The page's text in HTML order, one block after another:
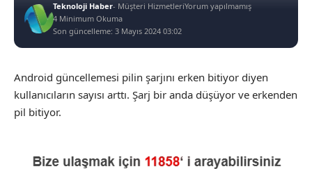
Son güncelleme: 3 Mayıs 2024 03:02
Teknoloji Haber- Müşteri HizmetleriYorum yapılmamış
4 Minimum Okuma
Android güncellemesi pilin şarjını erken bitiyor diyen
kullanıcıların sayısı arttı. Şarj bir anda düşüyor ve erkenden
pil bitiyor.